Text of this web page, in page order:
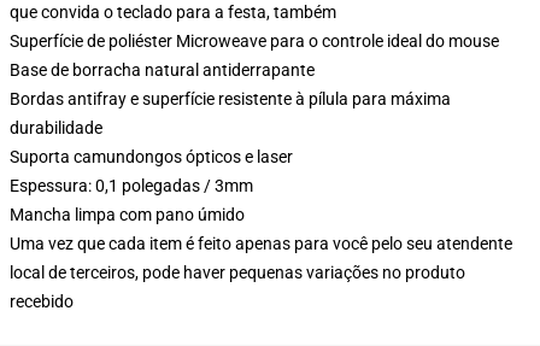
que convida o teclado para a festa, também
Superfície de poliéster Microweave para o controle ideal do mouse
Base de borracha natural antiderrapante
Bordas antifray e superfície resistente à pílula para máxima
durabilidade
Suporta camundongos ópticos e laser
Espessura: 0,1 polegadas / 3mm
Mancha limpa com pano úmido
Uma vez que cada item é feito apenas para você pelo seu atendente
local de terceiros, pode haver pequenas variações no produto
recebido